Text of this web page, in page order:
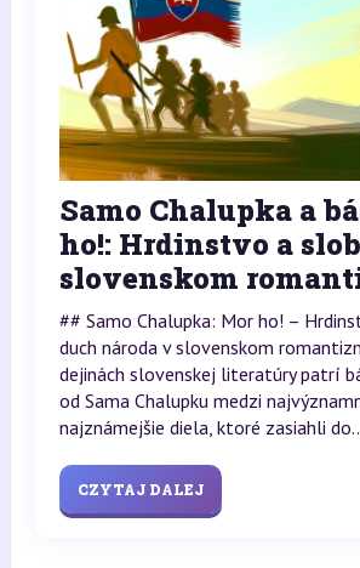
Samo Chalupka a
ho!: Hrdinstvo a
slovenskom
## Samo Chalupka: Mor ho! –
duch národa v slovenskom
dejinách slovenskej literatúry patrí
od Sama Chalupku medzi
najznámejšie diela, ktoré zasiahli
CZYTAJ DALEJ